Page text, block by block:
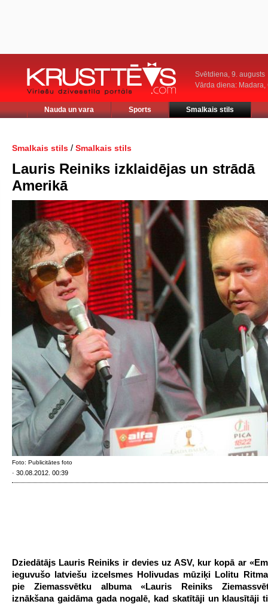
Svētdiena, 9. augusts
Vārda diena: Madara,
Nauda un vara Sports Smalkais stils
Smalkais stils / Smalkais stils
Lauris Reiniks izklaidējas un strādā
Amerikā
Foto: Publicitātes foto
· 30.08.2012. 00:39
Dziedātājs Lauris Reiniks ir devies uz ASV, kur kopā ar
ieguvušo latviešu izcelsmes Holivudas mūziķi Lolitu
pie Ziemassvētku albuma «Lauris Reiniks
iznākšana gaidāma gada nogalē, kad skatītāji un klausītāji